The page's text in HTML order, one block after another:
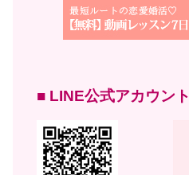
■ LINE公式アカウント